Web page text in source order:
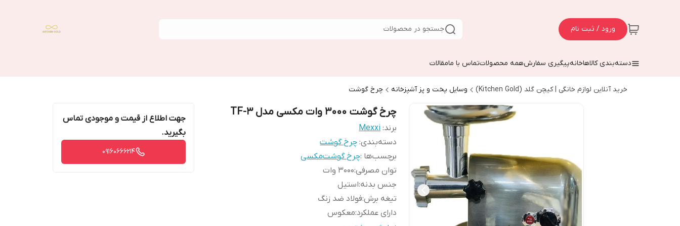
ورود / ثبت نام جستجو در محصولات
دسته‌بندی کالاهاخانهپیگیری سفارشهمه محصولاتتماس با مامقالات
خرید آنلاین لوازم خانگی | کیچن گلد (Kitchen Gold) وسایل پخت و پز آشپزخانه چرخ گوشت
چرخ گوشت 3000 وات مکسی مدل TF-3
برند: Mexxi
دسته‌بندی:چرخ گوشت
برچسب‌ها :چرخ گوشتمکسی
توان مصرفی:3000 وات
جنس بدنه:استیل
تیغه برش:فولاد ضد زنگ
دارای عملکرد:معکوس
جهت اطلاع از قیمت و موجودی تماس
بگیرید.
09160666214